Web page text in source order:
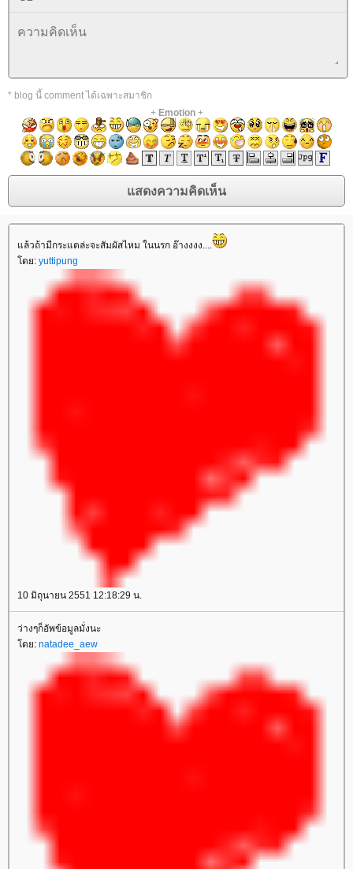
* blog นี้ comment ได้เฉพาะสมาชิก
+ Emotion+
ล้วถ้ามีกระแตล่ะจะสัมผัสไหม ในนรก อ๊างงงง....
ดย: yuttipung
10 มิถุนายน 2551 12:18:29 น.
ว่างๆก็อัพข้อมูลมั่งนะ
ดย: natadee_aew